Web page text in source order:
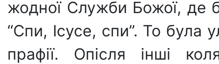
жодної Служби Божої, де
“Спи, Ісусе, спи”. То була
прафії. Опісля інші